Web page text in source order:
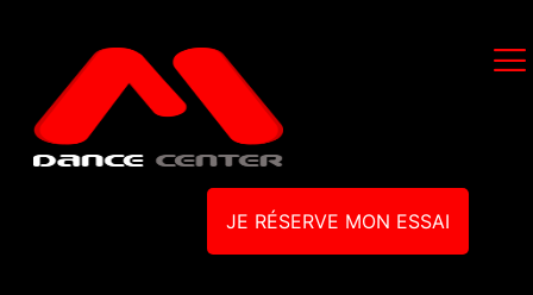
JE RÉSERVE MON ESSAI